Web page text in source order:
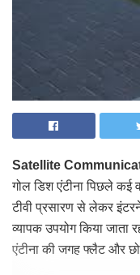
Satellite
गोल डिश एंटीना पिछले कई
टीवी प्रसारण से लेकर
व्यापक उपयोग किया जाता
एंटीना की जगह फ्लैट और